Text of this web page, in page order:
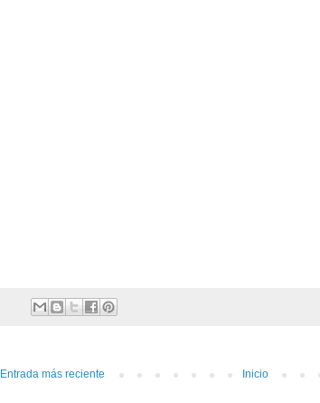
Entrada más reciente Inicio